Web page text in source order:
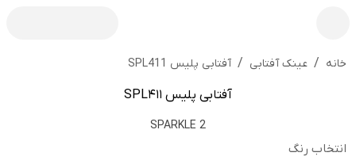
خانه / عینک آفتابی / آفتابی پلیس SPL411
آفتابی پلیس SPL411
SPARKLE 2
انتخاب رنگ